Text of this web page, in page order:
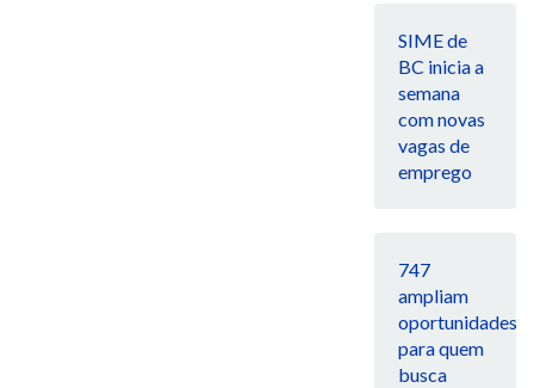
SIME de
BC inicia a
semana
com novas
vagas de
emprego
747
ampliam
oportunidades
para quem
busca